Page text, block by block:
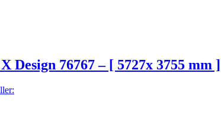
Design 76767 – [ 5727x 3755 mm ]